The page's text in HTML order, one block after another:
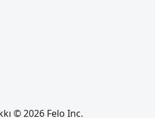
© 2026 Felo Inc.